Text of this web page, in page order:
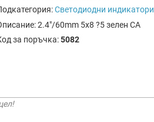
Светодиодни индикатори
2.4"/60mm 5x8 ?5 зелен CA
за поръчка:5082